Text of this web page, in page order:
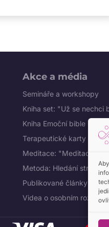
Akce a média
Semináře a workshopy
Kniha set: "Už se nechci
Kniha Emoční bible
Terapeutické karty Mapa
Meditace: "Meditace s
Metoda: Hledání
Publikované články
Videa o osobním rozvoji